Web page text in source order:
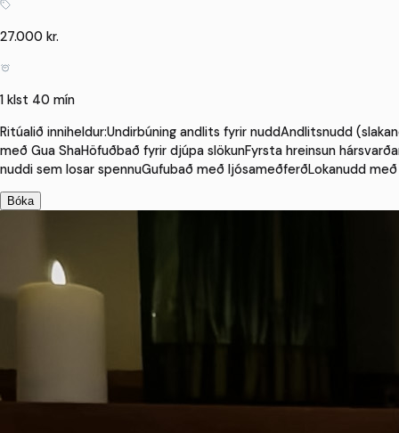
27.000 kr.
1 klst 40 mín
Ritúalið inniheldur:Undirbúning andlits fyrir nuddAndlitsnudd
með Gua ShaHöfuðbað fyrir djúpa slökunFyrsta hreinsun
nuddi sem losar spennuGufubað með ljósameðferðLokanudd
Bóka